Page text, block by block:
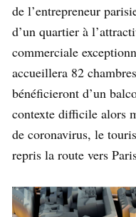
de l’entrepreneur
d’un quartier à
commerciale
accueillera 82
bénéficieront d’un
contexte difficile alors
de coronavirus, le
repris la route vers